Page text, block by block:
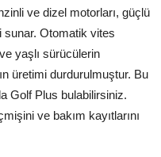
ve dizel motorları, güçlü
sunar. Otomatik vites
yaşlı sürücülerin
üretimi durdurulmuştur. Bu
Golf Plus bulabilirsiniz.
ve bakım kayıtlarını